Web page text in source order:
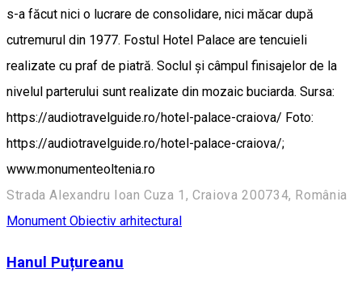
s-a făcut nici o lucrare de consolidare, nici măcar după
cutremurul din 1977. Fostul Hotel Palace are tencuieli
realizate cu praf de piatră. Soclul şi câmpul finisajelor de la
nivelul parterului sunt realizate din mozaic buciarda. Sursa:
https://audiotravelguide.ro/hotel-palace-craiova/ Foto:
https://audiotravelguide.ro/hotel-palace-craiova/;
www.monumenteoltenia.ro
Strada Alexandru Ioan Cuza 1, Craiova 200734, România
Monument Obiectiv arhitectural
Hanul Puțureanu